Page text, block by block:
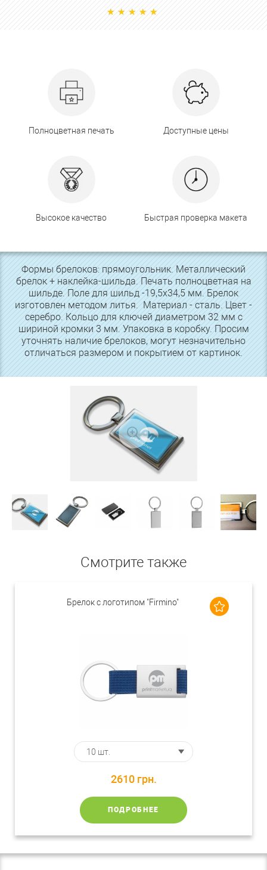
Полноцветная печать Доступные цены
Высокое качество Быстрая проверка макета
Формы брелоков: прямоугольник. Металлический
брелок + наклейка-шильда. Печать полноцветная на
шильде. Поле для шильд -19,5х34,5 мм. Брелок
изготовлен методом литья. Материал - сталь. Цвет -
серебро. Кольцо для ключей диаметром 32 мм с
шириной кромки 3 мм. Упаковка в коробку. Просим
уточнять наличие брелоков, могут незначительно
отличаться размером и покрытием от картинок.
Смотрите также
Брелок с логотипом "Firmino"
2610 грн.
ПОДРОБНЕЕ